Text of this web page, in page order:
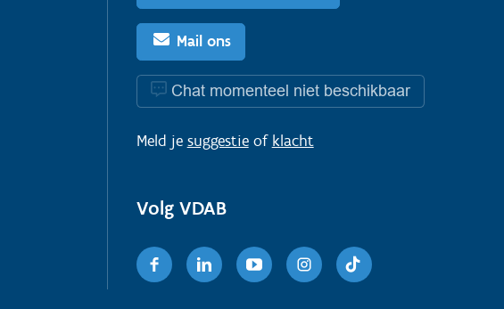
Mail ons
Chat momenteel niet beschikbaar
Meld je suggestieof klacht
Volg VDAB
FacebookLinkedinYoutubeInstagram